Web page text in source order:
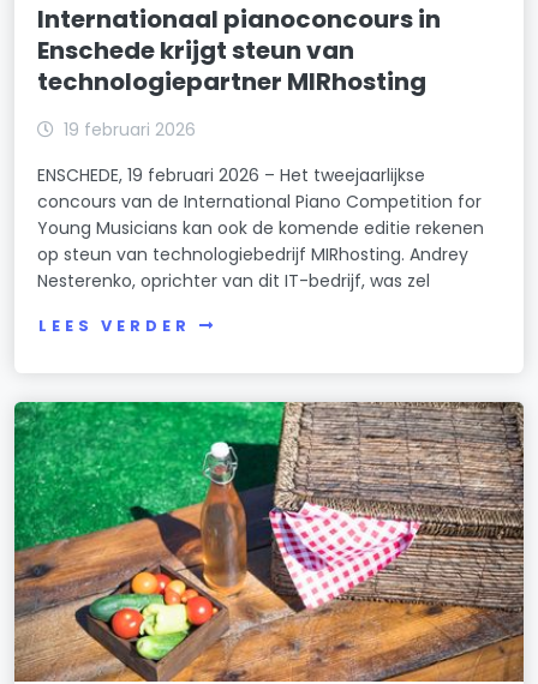
Internationaal pianoconcours in
Enschede krijgt steun van
technologiepartner MIRhosting
19 februari 2026
ENSCHEDE, 19 februari 2026 – Het tweejaarlijkse
concours van de International Piano Competition for
Young Musicians kan ook de komende editie rekenen
op steun van technologiebedrijf MIRhosting. Andrey
Nesterenko, oprichter van dit IT-bedrijf, was zel
LEES VERDER